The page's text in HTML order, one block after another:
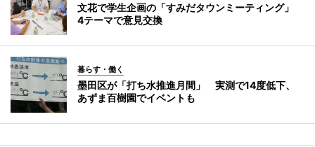
文花で学生企画の「すみだタウンミーティング」
4テーマで意見交換
暮らす・働く
墨田区が「打ち水推進月間」 実測で14度低下、
あずま百樹園でイベントも